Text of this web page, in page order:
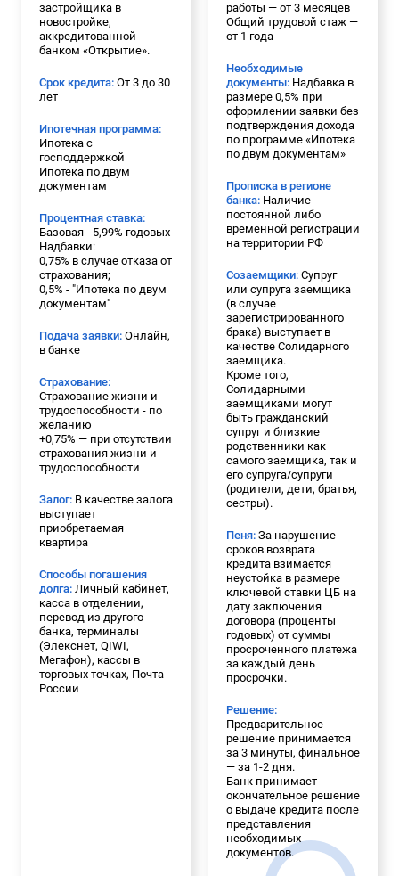
застройщика в
новостройке,
аккредитованной
банком «Открытие».
Срок кредита: От 3 до 30
лет
Ипотечная программа:
Ипотека с
господдержкой
Ипотека по двум
документам
Процентная ставка:
Базовая - 5,99% годовых
Надбавки:
0,75% в случае отказа от
страхования;
0,5% - "Ипотека по двум
документам"
Подача заявки: Онлайн,
в банке
Страхование:
Страхование жизни и
трудоспособности - по
желанию
+0,75% — при отсутствии
страхования жизни и
трудоспособности
Залог: В качестве залога
выступает
приобретаемая
квартира
Способы погашения
долга: Личный кабинет,
касса в отделении,
перевод из другого
банка, терминалы
(Элекснет, QIWI,
Мегафон), кассы в
торговых точках, Почта
России
работы — от 3 месяцев
Общий трудовой стаж —
от 1 года
Необходимые
документы: Надбавка в
размере 0,5% при
оформлении заявки без
подтверждения дохода
по программе «Ипотека
по двум документам»
Прописка в регионе
банка: Наличие
постоянной либо
временной регистрации
на территории РФ
Созаемщики: Супруг
или супруга заемщика
(в случае
зарегистрированного
брака) выступает в
качестве Солидарного
заемщика.
Кроме того,
Солидарными
заемщиками могут
быть гражданский
супруг и близкие
родственники как
самого заемщика, так и
его супруга/супруги
(родители, дети, братья,
сестры).
Пеня: За нарушение
сроков возврата
кредита взимается
неустойка в размере
ключевой ставки ЦБ на
дату заключения
договора (проценты
годовых) от суммы
просроченного платежа
за каждый день
просрочки.
Решение:
Предварительное
решение принимается
за 3 минуты, финальное
— за 1-2 дня.
Банк принимает
окончательное решение
о выдаче кредита после
представления
необходимых
документов.